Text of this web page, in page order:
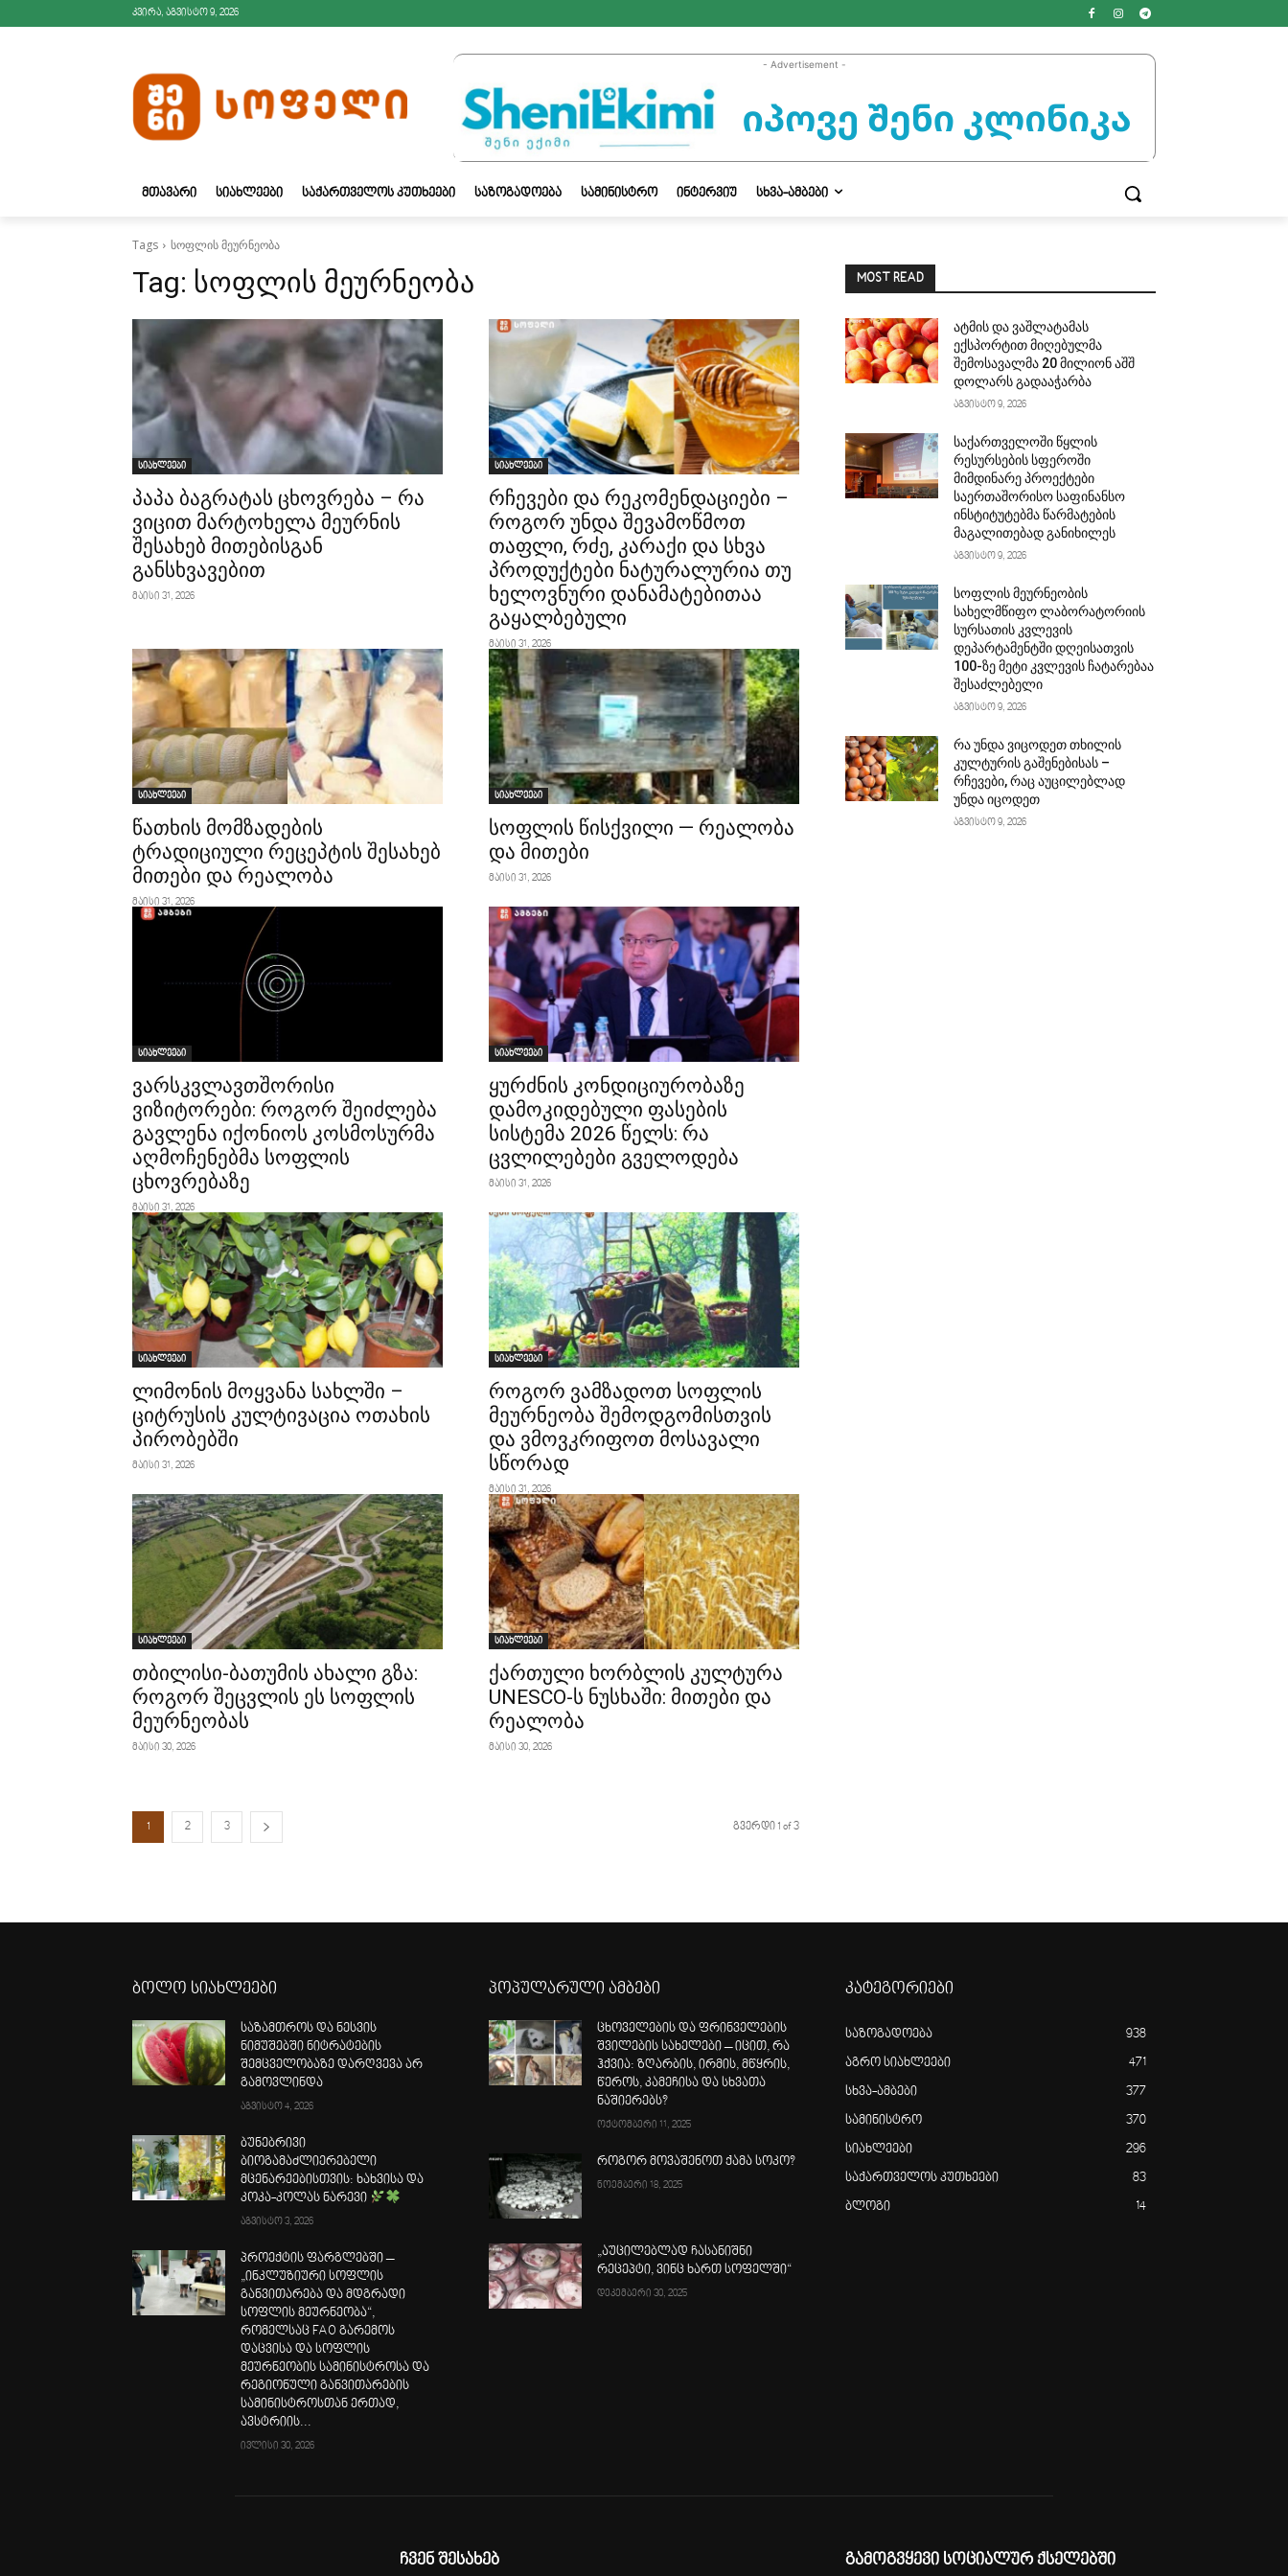
კვირა, აგვისტო 9, 2026
- Advertisement -
ᲛᲗᲐᲕᲐᲠᲘ ᲡᲘᲐᲮᲚᲔᲔᲑᲘ ᲡᲐᲥᲐᲠᲗᲕᲔᲚᲝᲡ ᲙᲣᲗᲮᲔᲔᲑᲘ ᲡᲐᲖᲝᲒᲐᲓᲝᲔᲑᲐ ᲡᲐᲛᲘᲜᲘᲡᲢᲠᲝ ᲘᲜᲢᲔᲠᲕᲘᲣ ᲡᲮᲕᲐ-ᲐᲛᲑᲔᲑᲘ
Tags სოფლის მეურნეობა
Tag: სოფლის მეურნეობა
სიახლეები
პაპა ბაგრატას ცხოვრება – რა
ვიცით მარტოხელა მეურნის
შესახებ მითებისგან
განსხვავებით
მაისი 31, 2026
სიახლეები
რჩევები და რეკომენდაციები –
როგორ უნდა შევამოწმოთ
თაფლი, რძე, კარაქი და სხვა
პროდუქტები ნატურალურია თუ
ხელოვნური დანამატებითაა
გაყალბებული
მაისი 31, 2026
სიახლეები
წათხის მომზადების
ტრადიციული რეცეპტის შესახებ
მითები და რეალობა
მაისი 31, 2026
სიახლეები
სოფლის წისქვილი — რეალობა
და მითები
მაისი 31, 2026
სიახლეები
ვარსკვლავთშორისი
ვიზიტორები: როგორ შეიძლება
გავლენა იქონიოს კოსმოსურმა
აღმოჩენებმა სოფლის
ცხოვრებაზე
მაისი 31, 2026
სიახლეები
ყურძნის კონდიციურობაზე
დამოკიდებული ფასების
სისტემა 2026 წელს: რა
ცვლილებები გველოდება
მაისი 31, 2026
სიახლეები
ლიმონის მოყვანა სახლში –
ციტრუსის კულტივაცია ოთახის
პირობებში
მაისი 31, 2026
სიახლეები
როგორ ვამზადოთ სოფლის
მეურნეობა შემოდგომისთვის
და ვმოვკრიფოთ მოსავალი
სწორად
მაისი 31, 2026
სიახლეები
თბილისი-ბათუმის ახალი გზა:
როგორ შეცვლის ეს სოფლის
მეურნეობას
მაისი 30, 2026
სიახლეები
ქართული ხორბლის კულტურა
UNESCO-ს ნუსხაში: მითები და
რეალობა
მაისი 30, 2026
1 2 3 გვერდი 1 of 3
MOST READ
ატმის და ვაშლატამას
ექსპორტით მიღებულმა
შემოსავალმა 20 მილიონ აშშ
დოლარს გადააჭარბა
აგვისტო 9, 2026
საქართველოში წყლის
რესურსების სფეროში
მიმდინარე პროექტები
საერთაშორისო საფინანსო
ინსტიტუტებმა წარმატების
მაგალითებად განიხილეს
აგვისტო 9, 2026
სოფლის მეურნეობის
სახელმწიფო ლაბორატორიის
სურსათის კვლევის
დეპარტამენტში დღეისათვის
100-ზე მეტი კვლევის ჩატარებაა
შესაძლებელი
აგვისტო 9, 2026
რა უნდა ვიცოდეთ თხილის
კულტურის გაშენებისას –
რჩევები, რაც აუცილებლად
უნდა იცოდეთ
აგვისტო 9, 2026
ბოლო სიახლეები
საზამთროს და ნესვის
ნიმუშებში ნიტრატების
შემცველობაზე დარღვევა არ
გამოვლინდა
აგვისტო 4, 2026
ბუნებრივი
ბიოგამაძლიერებელი
მცენარეებისთვის: ხახვისა და
კოკა-კოლას ნარევი
აგვისტო 3, 2026
პროექტის ფარგლებში –
„ინკლუზიური სოფლის
განვითარება და მდგრადი
სოფლის მეურნეობა“,
რომელსაც FAO გარემოს
დაცვისა და სოფლის
მეურნეობის სამინისტროსა და
რეგიონული განვითარების
სამინისტროსთან ერთად,
ავსტრიის...
ივლისი 30, 2026
პოპულარული ამბები
ცხოველების და ფრინველების
შვილების სახელები – იცით, რა
ჰქვია: ზღარბის, ირმის, მწყრის,
წეროს, კამეჩისა და სხვათა
ნაშიერებს?
ოქტომბერი 11, 2025
როგორ მოვაშენოთ ქამა სოკო?
ნოემბერი 18, 2025
„აუცილებლად ჩასანიშნი
რეცეპტი, ვინც ხართ სოფელში“
დეკემბერი 30, 2025
კატეგორიები
საზოგადოება 938
აგრო სიახლეები 471
სხვა-ამბები 377
სამინისტრო 370
სიახლეები 296
საქართველოს კუთხეები 83
ბლოგი 14
ჩვენ შესახებ გამოგვყევი სოციალურ ქსელებში